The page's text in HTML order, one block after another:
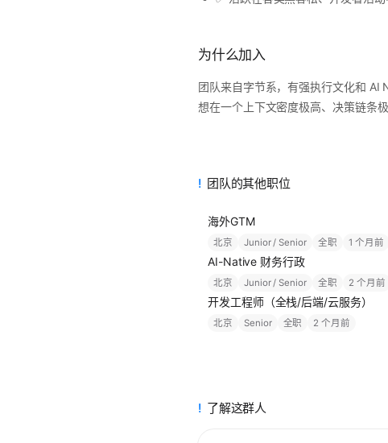
为什么加入
团队来自字节系，有强执行文化和 AI
想在一个上下文密度极高、决策链条
团队的其他职位
海外GTM
北京 Junior / Senior 全职 1 个月前
AI-Native 财务行政
北京 Junior / Senior 全职 2 个月前
开发工程师（全栈/后端/云服务）
北京 Senior 全职 2 个月前
了解这群人